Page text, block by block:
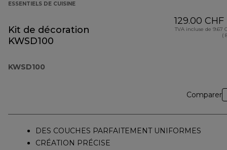
ESSENTIELS DE CUISINE
Kit de décoration
KWSD100
KWSD100
129.00 CHF
TVA incluse de 9.67
(
Comparer
DES COUCHES PARFAITEMENT UNIFORMES
CRÉATION PRÉCISE